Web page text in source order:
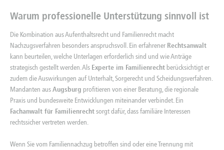
Warum professionelle Unterstützung sinnvoll ist
Die Kombination aus Aufenthaltsrecht und Familienrecht macht
Nachzugsverfahren besonders anspruchsvoll. Ein erfahrener Rechtsanwalt
kann beurteilen, welche Unterlagen erforderlich sind und wie Anträge
strategisch gestellt werden. Als Experte im Familienrecht berücksichtigt er
zudem die Auswirkungen auf Unterhalt, Sorgerecht und Scheidungsverfahren.
Mandanten ausAugsburg profitieren von einer Beratung, die regionale
Praxis und bundesweite Entwicklungen miteinander verbindet. Ein
Fachanwalt für Familienrechtsorgt dafür, dass familiäre Interessen
rechtssicher vertreten werden.
Wenn Sie vom Familiennachzug betroffen sind oder eine Trennung mit